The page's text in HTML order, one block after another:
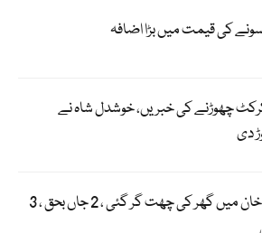
چھوڑنے کی خبریں، خوشدل شاہ نے
دی
ڈیرہ غازی خان میں گھر کی چھت گر گئی ، 2 جاں بحق ، 3